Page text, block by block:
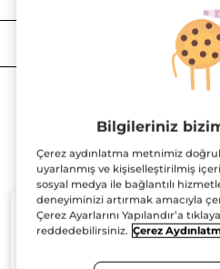
Bilgileriniz
Çerez aydınlatma metnimiz
uyarlanmış ve kişiselleştirilmiş
sosyal medya ile bağlantılı
deneyiminizi artırmak amacıyla
Çerez Ayarlarını Yapılandır’a
reddedebilirsiniz. Çerez